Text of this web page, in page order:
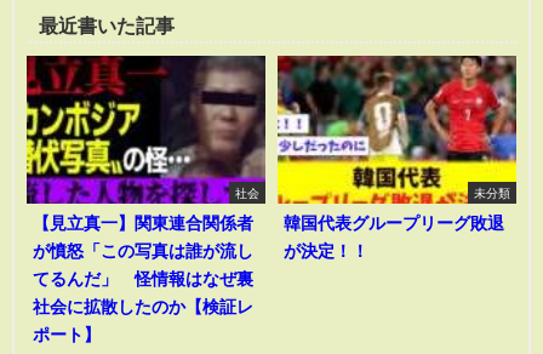
最近書いた記事
社会
【見立真一】関東連合関係者
が憤怒「この写真は誰が流し
てるんだ」 怪情報はなぜ裏
社会に拡散したのか【検証レ
ポート】
未分類
韓国代表グループリーグ敗退
が決定！！